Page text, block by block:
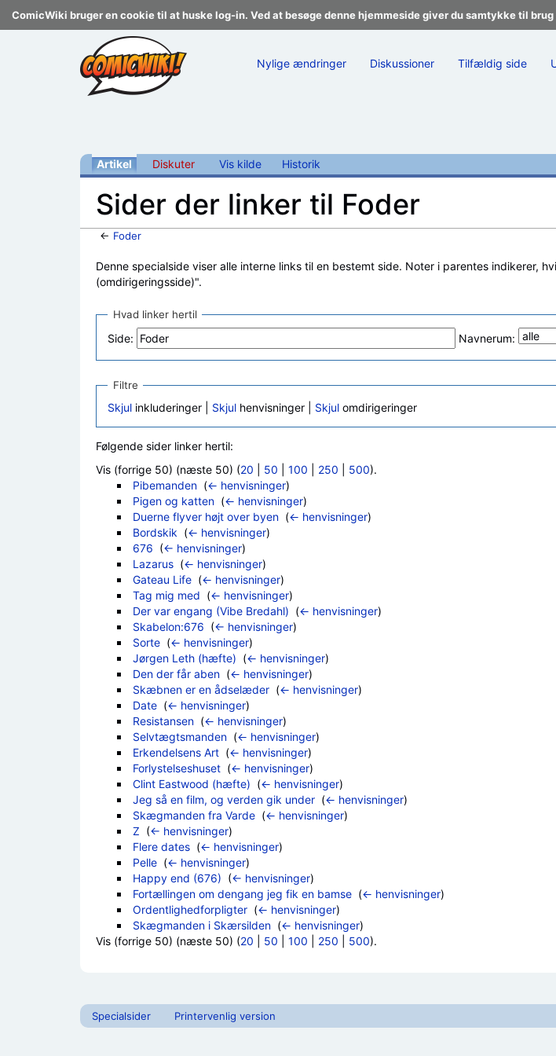
ComicWiki bruger en cookie til at huske log-in. Ved at besøge denne hjemmeside giver du samtykke til
Nylige ændringer Diskussioner Tilfældig side
Artikel Diskuter Vis kilde Historik
Sider der linker til Foder
← Foder
Denne specialside viser alle interne links til en bestemt side. Noter i parentes indikerer,
(omdirigeringsside)".
Hvad linker hertil
Side: Navnerum:
Filtre
Skjul inkluderinger | Skjul henvisninger | Skjul omdirigeringer
Følgende sider linker hertil:
Vis (forrige 50) (næste 50) (20 50 100 250 500).
Pibemanden‎ (← henvisninger)
Pigen og katten‎ (← henvisninger)
Duerne flyver højt over byen‎ (← henvisninger)
Bordskik (← henvisninger)
676 (← henvisninger)
Lazarus‎ (← henvisninger)
Gateau Life‎ (← henvisninger)
Tag mig med (← henvisninger)
Der var engang (Vibe Bredahl) (← henvisninger)
Skabelon:676 (← henvisninger)
Sorte‎ (← henvisninger)
Jørgen Leth (hæfte) (← henvisninger)
Den der får aben‎ (← henvisninger)
Skæbnen er en ådselæder‎ (← henvisninger)
Date‎ (← henvisninger)
Resistansen‎ (← henvisninger)
Selvtægtsmanden‎ (← henvisninger)
Erkendelsens Art‎ (← henvisninger)
Forlystelseshuset‎ (← henvisninger)
Clint Eastwood (hæfte) (← henvisninger)
Jeg så en film, og verden gik under‎ (← henvisninger)
Skægmanden fra Varde‎ (← henvisninger)
Z (← henvisninger)
Flere dates‎ (← henvisninger)
Pelle‎ (← henvisninger)
Happy end (676) (← henvisninger)
Fortællingen om dengang jeg fik en bamse‎ (← henvisninger)
Ordentlighedforpligter‎ (← henvisninger)
Skægmanden i Skærsilden‎ (← henvisninger)
Vis (forrige 50) (næste 50) (20 50 100 250 500).
Specialsider Printervenlig version